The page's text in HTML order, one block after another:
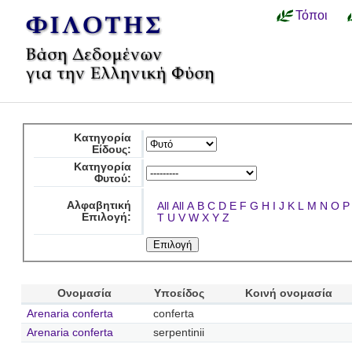
Τόποι
Κατηγορία
Είδους:
Κατηγορία
Φυτού:
Αλφαβητική
Επιλογή:
All All A B C D E F G H I J K L M N O P
T U V W X Y Z
Ονομασία Υποείδος
Κοινή ονομασία
Arenaria conferta
conferta
Arenaria conferta
serpentinii